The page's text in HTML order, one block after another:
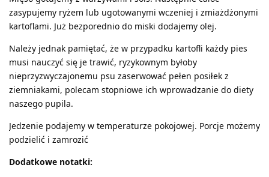
zasypujemy ryżem lub ugotowanymi wczeniej i zmiażdżonymi
kartoflami. Już bezporednio do miski dodajemy olej.
Należy jednak pamiętać, że w przypadku kartofli każdy pies
musi nauczyć się je trawić, ryzykownym byłoby
nieprzyzwyczajonemu psu zaserwować pełen posiłek z
ziemniakami, polecam stopniowe ich wprowadzanie do diety
naszego pupila.
Jedzenie podajemy w temperaturze pokojowej. Porcje możemy
podzielić i zamrozić
Dodatkowe notatki: